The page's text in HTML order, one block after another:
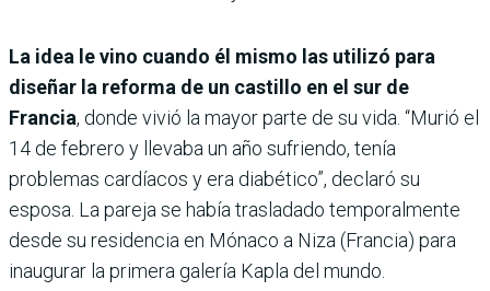
La idea le vino cuando él mismo las utilizó para
diseñar la reforma de un castillo en el sur de
Francia, donde vivió la mayor parte de su vida. “Murió el
14 de febrero y llevaba un año sufriendo, tenía
problemas cardíacos y era diabético”, declaró su
esposa. La pareja se había trasladado temporalmente
desde su residencia en Mónaco a Niza (Francia) para
inaugurar la primera galería Kapla del mundo.